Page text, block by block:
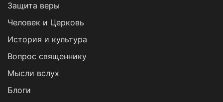
Защита веры
Человек и Церковь
История и культура
Вопрос священнику
Мысли вслух
Блоги